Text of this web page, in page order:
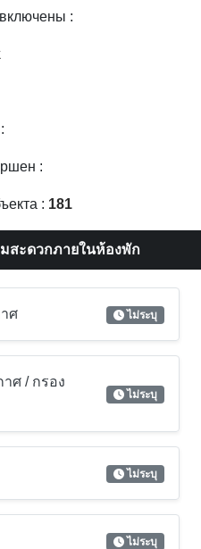
:
:
: 181
สะดวกภายในห้องพัก
ศ ไม่ระบุ
ศ / กรอง
ไม่ระบุ
ไม่ระบุ
ไม่ระบุ